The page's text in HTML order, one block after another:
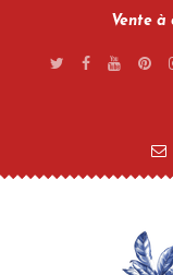
Vente à